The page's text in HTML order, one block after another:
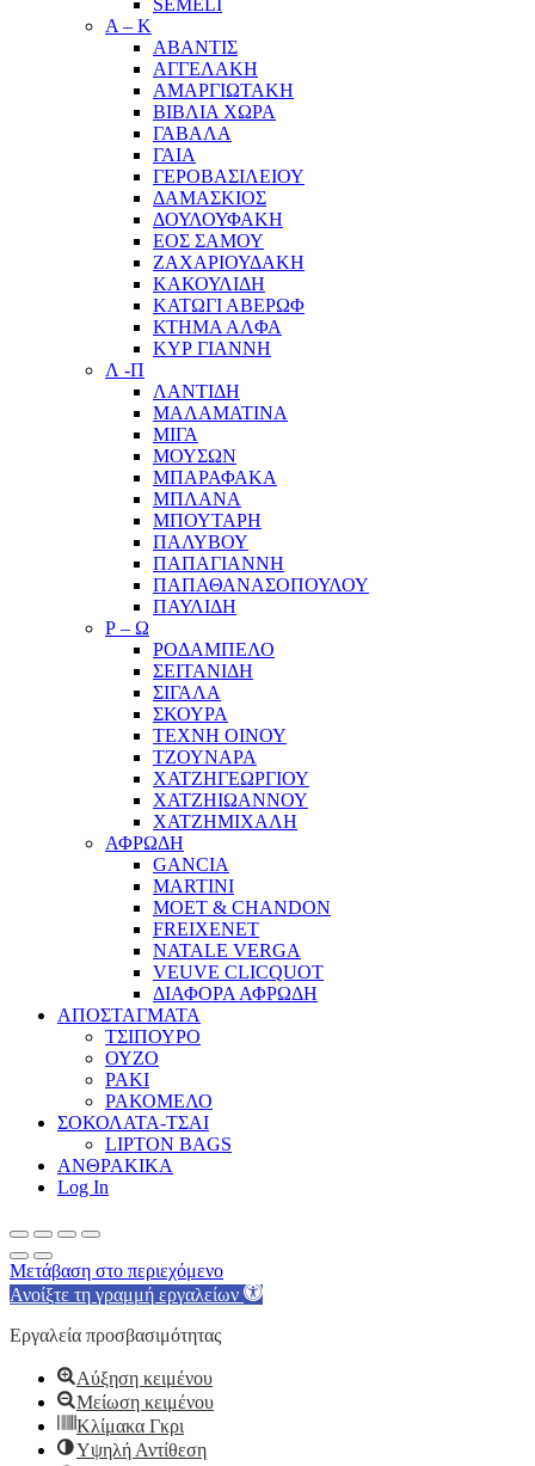
SEMELI
Α – Κ
ΑΒΑΝΤΙΣ
ΑΓΓΕΛΑΚΗ
ΑΜΑΡΓΙΩΤΑΚΗ
ΒΙΒΛΙΑ ΧΩΡΑ
ΓΑΒΑΛΑ
ΓΑΙΑ
ΓΕΡΟΒΑΣΙΛΕΙΟΥ
ΔΑΜΑΣΚΙΟΣ
ΔΟΥΛΟΥΦΑΚΗ
ΕΟΣ ΣΑΜΟΥ
ΖΑΧΑΡΙΟΥΔΑΚΗ
ΚΑΚΟΥΛΙΔΗ
ΚΑΤΩΓΙ ΑΒΕΡΩΦ
ΚΤΗΜΑ ΑΛΦΑ
ΚΥΡ ΓΙΑΝΝΗ
Λ -Π
ΛΑΝΤΙΔΗ
ΜΑΛΑΜΑΤΙΝΑ
ΜΙΓΑ
ΜΟΥΣΩΝ
ΜΠΑΡΑΦΑΚΑ
ΜΠΛΑΝΑ
ΜΠΟΥΤΑΡΗ
ΠΑΛΥΒΟΥ
ΠΑΠΑΓΙΑΝΝΗ
ΠΑΠΑΘΑΝΑΣΟΠΟΥΛΟΥ
ΠΑΥΛΙΔΗ
Ρ – Ω
ΡΟΔΑΜΠΕΛΟ
ΣΕΙΤΑΝΙΔΗ
ΣΙΓΑΛΑ
ΣΚΟΥΡΑ
ΤΕΧΝΗ ΟΙΝΟΥ
ΤΖΟΥΝΑΡΑ
ΧΑΤΖΗΓΕΩΡΓΙΟΥ
ΧΑΤΖΗΙΩΑΝΝΟΥ
ΧΑΤΖΗΜΙΧΑΛΗ
ΑΦΡΩΔΗ
GANCIA
MARTINI
MOET & CHANDON
FREIXENET
NATALE VERGA
VEUVE CLICQUOT
ΔΙΑΦΟΡΑ ΑΦΡΩΔΗ
ΑΠΟΣΤΑΓΜΑΤΑ
ΤΣΙΠΟΥΡΟ
ΟΥΖΟ
ΡΑΚΙ
ΡΑΚΟΜΕΛΟ
ΣΟΚΟΛΑΤΑ-ΤΣΑΙ
LIPTON BAGS
ΑΝΘΡΑΚΙΚΑ
Log In
Μετάβαση στο περιεχόμενο
Ανοίξτε τη γραμμή εργαλείων
Εργαλεία προσβασιμότητας
Αύξηση κειμένου
Μείωση κειμένου
Κλίμακα Γκρι
Υψηλή Αντίθεση